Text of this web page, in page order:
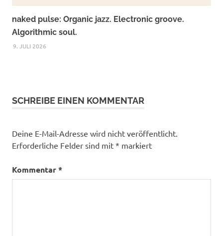
naked pulse: Organic jazz. Electronic groove.
Algorithmic soul.
9. JULI 2026
SCHREIBE EINEN KOMMENTAR
Deine E-Mail-Adresse wird nicht veröffentlicht.
Erforderliche Felder sind mit * markiert
Kommentar*